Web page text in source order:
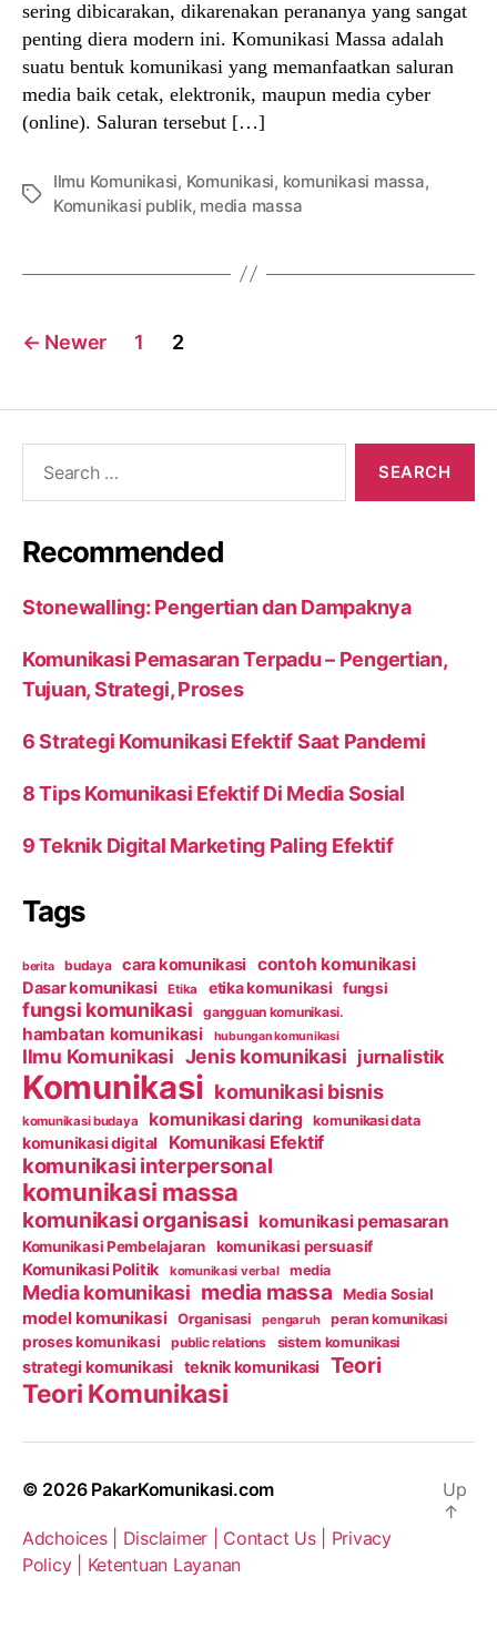
sering dibicarakan, dikarenakan perananya yang sangat
penting diera modern ini. Komunikasi Massa adalah
suatu bentuk komunikasi yang memanfaatkan saluran
media baik cetak, elektronik, maupun media cyber
(online). Saluran tersebut […]
Tags
Ilmu Komunikasi, Komunikasi, komunikasi massa,
Komunikasi publik, media massa
Posts
← Newer 1 2
Recommended
Stonewalling: Pengertian dan Dampaknya
Komunikasi Pemasaran Terpadu – Pengertian,
Tujuan, Strategi, Proses
6 Strategi Komunikasi Efektif Saat Pandemi
8 Tips Komunikasi Efektif Di Media Sosial
9 Teknik Digital Marketing Paling Efektif
Tags
berita budaya cara komunikasi contoh komunikasi
Dasar komunikasi Etika etika komunikasi fungsi
fungsi komunikasi gangguan komunikasi.
hambatan komunikasi hubungan komunikasi
Ilmu Komunikasi Jenis komunikasi jurnalistik
Komunikasi komunikasi bisnis
komunikasi budaya komunikasi daring komunikasi data
komunikasi digital Komunikasi Efektif
komunikasi interpersonal
komunikasi massa
komunikasi organisasi komunikasi pemasaran
Komunikasi Pembelajaran komunikasi persuasif
Komunikasi Politik komunikasi verbal media
Media komunikasi media massa Media Sosial
model komunikasi Organisasi pengaruh peran komunikasi
proses komunikasi public relations sistem komunikasi
strategi komunikasi teknik komunikasi Teori
Teori Komunikasi
© 2026 PakarKomunikasi.com
Adchoices | Disclaimer | Contact Us | Privacy
Policy | Ketentuan Layanan
Up
↑